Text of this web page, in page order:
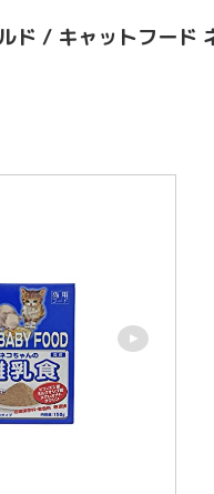
ド / キャットフード